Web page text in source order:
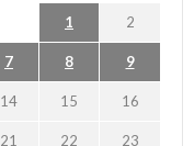
1 2
7 8 9
14 15 16
21 22 23